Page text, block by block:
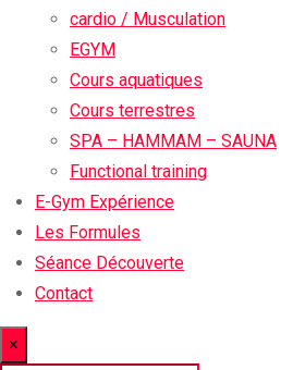
cardio / Musculation
EGYM
Cours aquatiques
Cours terrestres
SPA – HAMMAM – SAUNA
Functional training
E-Gym Expérience
Les Formules
Séance Découverte
Contact
×